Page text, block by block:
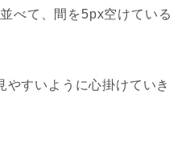
べて、間を5px空けている
やすいように心掛けていき